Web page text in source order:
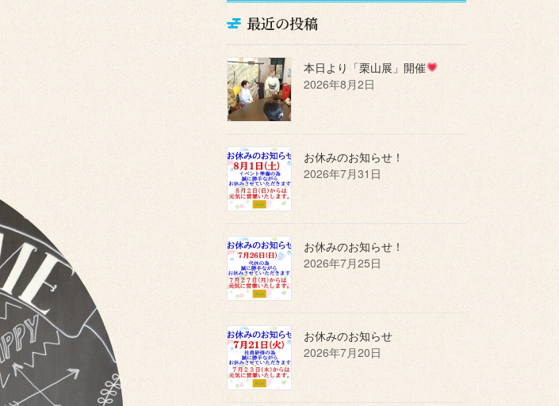
最近の投稿
本日より「栗山展」開催
2026年8月2日
お休みのお知らせ！
2026年7月31日
お休みのお知らせ！
2026年7月25日
お休みのお知らせ
2026年7月20日